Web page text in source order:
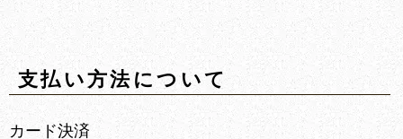
支払い方法について
カード決済